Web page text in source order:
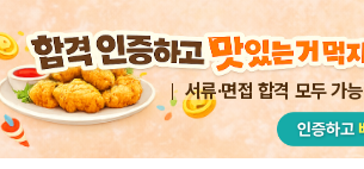
서류·면접 합격 모두 가능
채용공고 자소서 자유항목 자소서 내 작성목록